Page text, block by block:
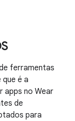
ferramentas
é a
apps no Wear
de
para